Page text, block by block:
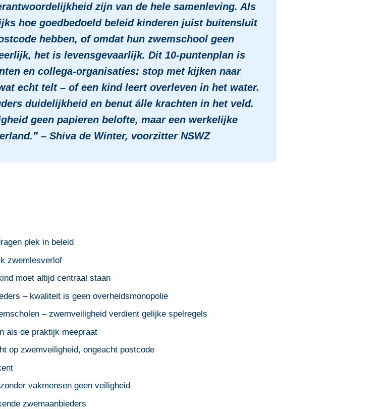
zijn van de hele samenleving. Als
hoe goedbedoeld beleid kinderen juist buitensluit
hebben, of omdat hun zwemschool geen
het is levensgevaarlijk. Dit 10-puntenplan is
en collega-organisaties: stop met kijken naar
echt telt – of een kind leert overleven in het water.
duidelijkheid en benut álle krachten in het veld.
geen papieren belofte, maar een werkelijke
– Shiva de Winter, voorzitter NSWZ
plek in beleid
zwemlesverlof
moet altijd centraal staan
– kwaliteit is geen overheidsmonopolie
– zwemveiligheid verdient gelijke spelregels
als de praktijk meepraat
op zwemveiligheid, ongeacht postcode
vakmensen geen veiligheid
zwemaanbieders